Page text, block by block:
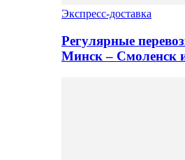
Экспресс-доставка
Регулярные
Минск – Смоленск